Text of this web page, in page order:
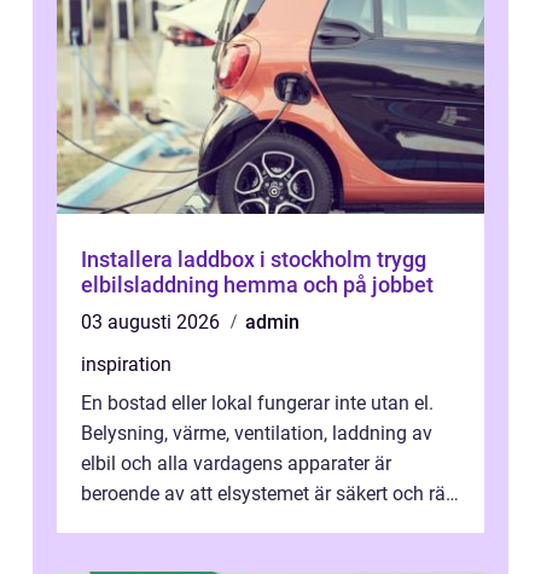
Installera laddbox i stockholm trygg
elbilsladdning hemma och på jobbet
03 augusti 2026
admin
inspiration
En bostad eller lokal fungerar inte utan el.
Belysning, värme, ventilation, laddning av
elbil och alla vardagens apparater är
beroende av att elsystemet är säkert och rätt